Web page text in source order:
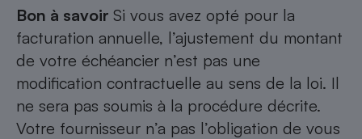
Bon à savoir Si vous avez opté pour la
facturation annuelle, l’ajustement du montant
de votre échéancier n’est pas une
modification contractuelle au sens de la loi. Il
ne sera pas soumis à la procédure décrite.
Votre fournisseur n’a pas l’obligation de vous